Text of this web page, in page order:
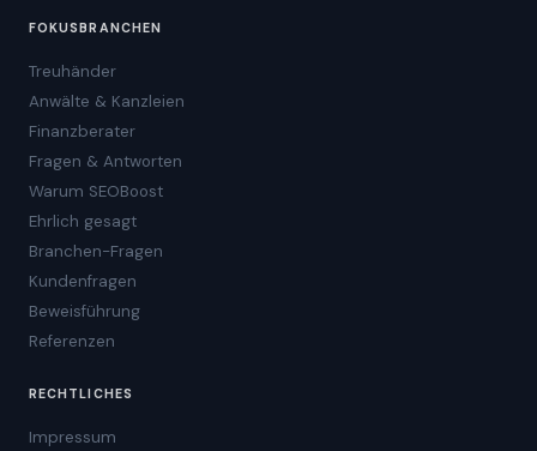
FOKUSBRANCHEN
Treuhänder
Anwälte & Kanzleien
Finanzberater
Fragen & Antworten
Warum SEOBoost
Ehrlich gesagt
Branchen-Fragen
Kundenfragen
Beweisführung
Referenzen
RECHTLICHES
Impressum